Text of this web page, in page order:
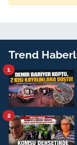
Trend
1
2